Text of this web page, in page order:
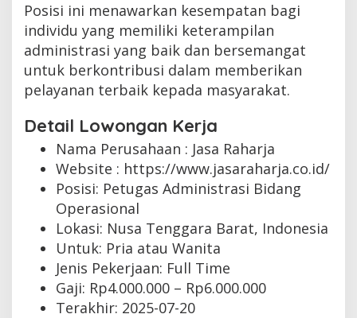
Posisi ini menawarkan kesempatan bagi
individu yang memiliki keterampilan
administrasi yang baik dan bersemangat
untuk berkontribusi dalam memberikan
pelayanan terbaik kepada masyarakat.
Detail Lowongan Kerja
Nama Perusahaan : Jasa Raharja
Website : https://www.jasaraharja.co.id/
Posisi: Petugas Administrasi Bidang
Operasional
Lokasi: Nusa Tenggara Barat, Indonesia
Untuk: Pria atau Wanita
Jenis Pekerjaan: Full Time
Gaji: Rp4.000.000 – Rp6.000.000
Terakhir: 2025-07-20